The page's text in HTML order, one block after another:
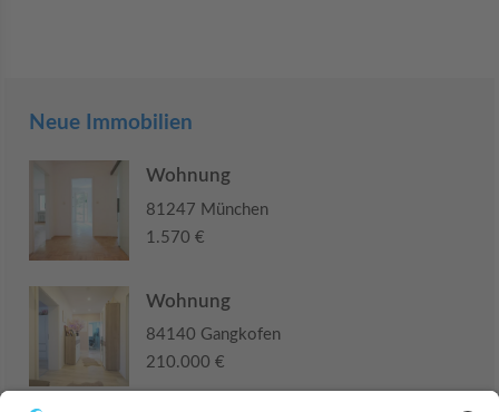
Neue Immobilien
Wohnung
81247 München
1.570 €
Wohnung
84140 Gangkofen
210.000 €